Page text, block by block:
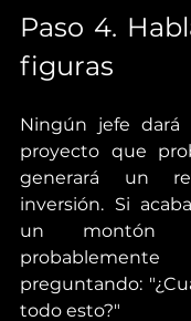
Paso 4.
figuras
Ningún jefe
proyecto que
generará un
inversión. Si
un montón
preguntando:
todo esto?"